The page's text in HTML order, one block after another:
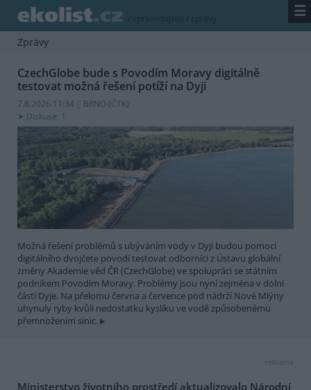
/ zpravodajství / zprávy ☰
Zprávy
CzechGlobe bude s Povodím Moravy digitálně
testovat možná řešení potíží na Dyji
7.8.2026 11:34 | BRNO (ČTK)
Diskuse: 1
Možná řešení problémů s ubýváním vody v Dyji budou pomocí
digitálního dvojčete povodí testovat odborníci z Ústavu globální
změny Akademie věd ČR (CzechGlobe) ve spolupráci se státním
podnikem Povodím Moravy. Problémy jsou nyní zejména v dolní
části Dyje. Na přelomu června a července pod nádrží Nové Mlýny
uhynuly ryby kvůli nedostatku kyslíku ve vodě způsobenému
přemnožením sinic.
reklama
Ministerstvo životního prostředí aktualizovalo Národní